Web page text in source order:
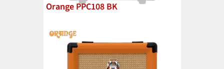
Orange PPC108 BK